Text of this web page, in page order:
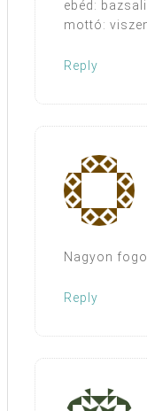
ebéd:
mottó:
Reply
Nagyon
Reply